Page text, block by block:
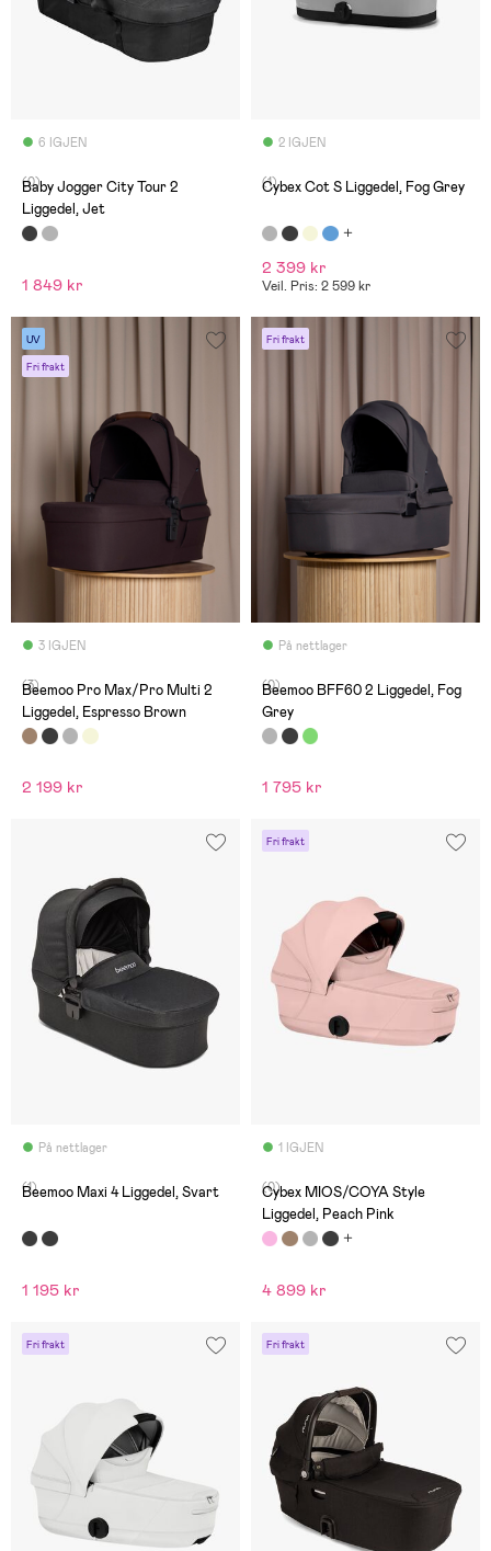
6 IGJEN
(0)
Baby Jogger City Tour 2
Liggedel, Jet
1 849 kr
2 IGJEN
(1)
Cybex Cot S Liggedel, Fog Grey
2 399 kr
Veil. Pris: 2 599 kr
UV
Fri frakt
3 IGJEN
(3)
Beemoo Pro Max/Pro Multi 2
Liggedel, Espresso Brown
2 199 kr
Fri frakt
På nettlager
(0)
Beemoo BFF60 2 Liggedel, Fog
Grey
1 795 kr
På nettlager
(1)
Beemoo Maxi 4 Liggedel, Svart
1 195 kr
Fri frakt
1 IGJEN
(0)
Cybex MIOS/COYA Style
Liggedel, Peach Pink
4 899 kr
Fri frakt Fri frakt